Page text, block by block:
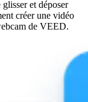
et déposer
créer une vidéo
de VEED.